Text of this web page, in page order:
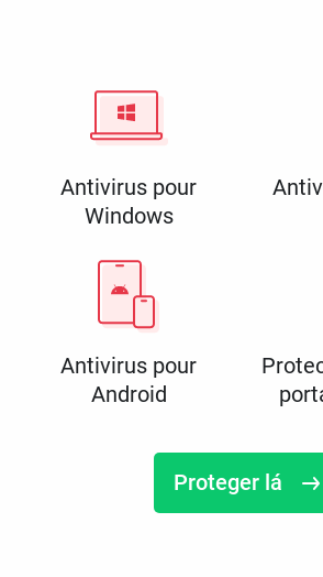
Antivirus pour
Windows
Antivirus pour
Android
Proteger lá